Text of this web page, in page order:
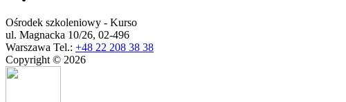
Ośrodek szkoleniowy - Kurso
ul. Magnacka 10/26, 02-496
Warszawa Tel.: +48 22 208 38 38
Copyright © 2026